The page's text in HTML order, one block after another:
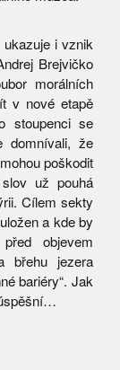
i vznik
Brejvičko
morálních
v nové etapě
stoupenci se
domnívali, že
poškodit
už pouhá
Cílem sekty
a kde by
objevem
břehu jezera
bariéry“. Jak